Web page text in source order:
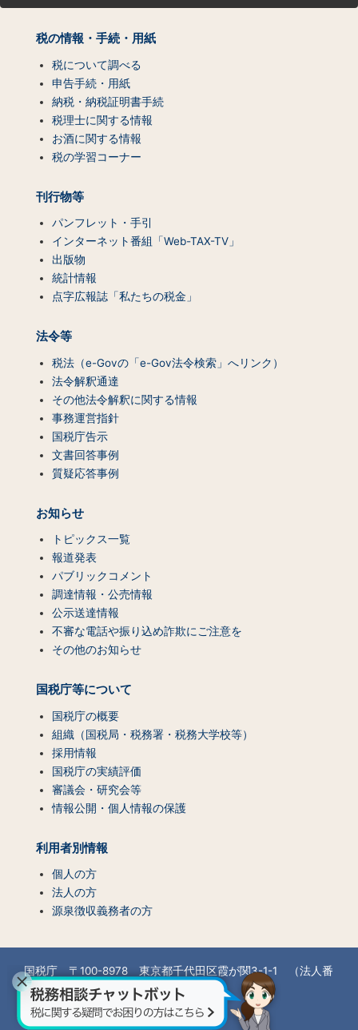
税の情報・手続・用紙
税について調べる
申告手続・用紙
納税・納税証明書手続
税理士に関する情報
お酒に関する情報
税の学習コーナー
刊行物等
パンフレット・手引
インターネット番組「Web-TAX-TV」
出版物
統計情報
点字広報誌「私たちの税金」
法令等
税法（e-Govの「e-Gov法令検索」へリンク）
法令解釈通達
その他法令解釈に関する情報
事務運営指針
国税庁告示
文書回答事例
質疑応答事例
お知らせ
トピックス一覧
報道発表
パブリックコメント
調達情報・公売情報
公示送達情報
不審な電話や振り込め詐欺にご注意を
その他のお知らせ
国税庁等について
国税庁の概要
組織（国税局・税務署・税務大学校等）
採用情報
国税庁の実績評価
審議会・研究会等
情報公開・個人情報の保護
利用者別情報
個人の方
法人の方
源泉徴収義務者の方
国税庁 〒100-8978 東京都千代田区霞が関3-1-1 （法人番
号7000012050002）
所在地情報